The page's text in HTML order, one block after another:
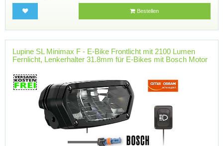
Bestellen
Lupine SL Minimax F - E-Bike Frontlicht mit 2100 Lumen
Fernlicht, Lenkerhalter 31.8mm für E-Bikes mit Bosch Motor